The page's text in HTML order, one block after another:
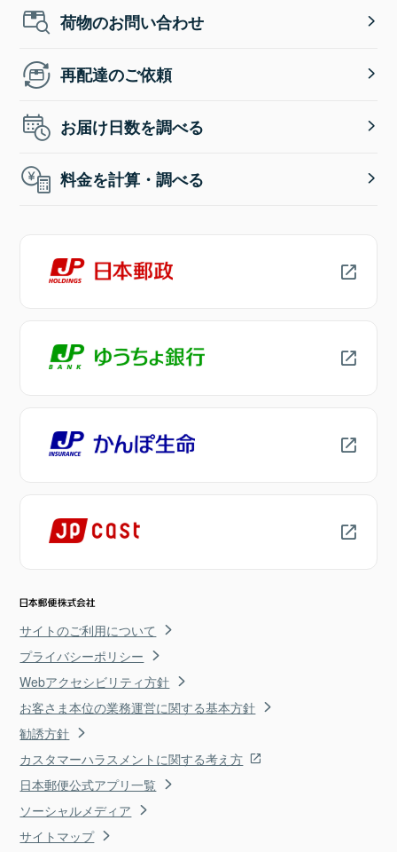
荷物のお問い合わせ
再配達のご依頼
お届け日数を調べる
料金を計算・調べる
サイトのご利用について
プライバシーポリシー
Webアクセシビリティ方針
お客さま本位の業務運営に関する基本方針
勧誘方針
カスタマーハラスメントに関する考え方
日本郵便公式アプリ一覧
ソーシャルメディア
サイトマップ